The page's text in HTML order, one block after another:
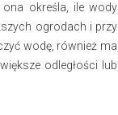
określa, ile wody
ogrodach i przy
wodę, również ma
odległości lub